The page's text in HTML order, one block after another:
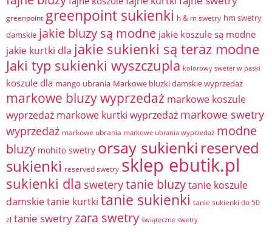
greenpoint greenpoint sukienki h & m swetry hm swetry
damskie jakie bluzy są modne jakie koszule są modne
jakie kurtki dla jakie sukienki są teraz modne
Jaki typ sukienki wyszczupla kolorowy sweter w paski
koszule dla mango ubrania Markowe bluzki damskie wyprzedaż
markowe bluzy wyprzedaż markowe koszule
wyprzedaż markowe kurtki wyprzedaż markowe swetry
wyprzedaż markowe ubrania markowe ubrania wyprzedaż modne
bluzy mohito swetry orsay sukienki reserved
sukienki reserved swetry sklep ebutik.pl
sukienki dla sweterytanie bluzytanie koszule
damskietanie kurtki tanie sukienki tanie sukienki do 50
zł tanie swetryzara swetry świąteczne swetry